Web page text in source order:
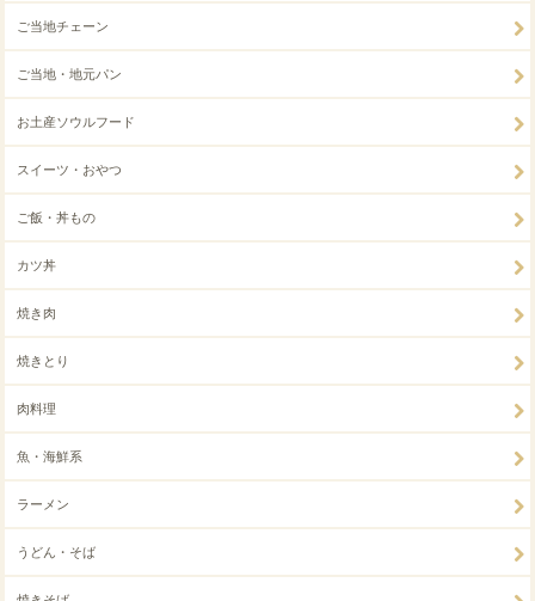
ご当地チェーン
ご当地・地元パン
お土産ソウルフード
スイーツ・おやつ
ご飯・丼もの
カツ丼
焼き肉
焼きとり
肉料理
魚・海鮮系
ラーメン
うどん・そば